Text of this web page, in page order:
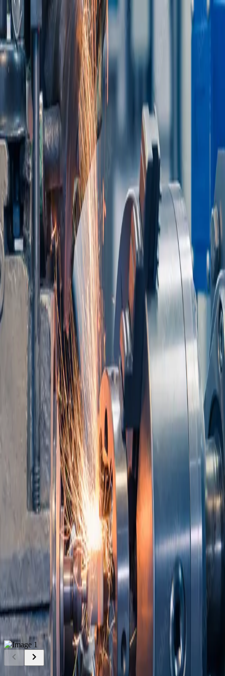
Chaque projet mérite précision et exigence.
Fermer
Nos produits Solutions techniques
Contactez-nous Lançons votre projet
Nos produits
FACES AVANT LEXAN ETIQUETTES
PLAQUES DE
FIRME
BOITIERS ALUMINIUM MARQUAGE
PLASTIQUE
FACES AVANT ALUMINIUM
Solutions techniques
Impression numériqueGravure SérigraphieTolerie et usinage
Plateforme BAT
Contactez-nous Lançons votre projet
IMPRESSION NUMÉRIQUE
GRAVURE
SÉRIGRAPHIE
TOLERIE ET USINAGE
GRAVURE
GRAVURE LASER SUR PIÈCES
USINÉES
Dans le cadre de ce projet, nous avons réalisé des pièces techniques
en petite série en associant fabrication sur mesure et marquage par
Après étude des besoins, la gravure laser a été retenue pour sa
précision, sa propreté et sa durabilité, garantissant un marquage
permanent et parfaitement lisible.
Ce procédé repose sur un faisceau laser qui modifie directement la
matière sans ajout d’encre, de solvant ou de produit chimique,
offrant ainsi une solution de marquage plus écologique et durable.
Cette réalisation illustre notre capacité à proposer une solution
complète, de la fabrication des boîtiers à l’intégration des éléments
de marquage et d’identification.